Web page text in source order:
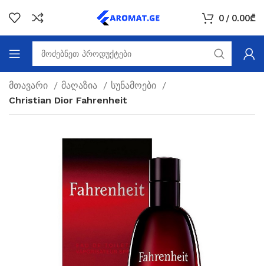
0 / 0.00₾
მთავარი მაღაზია
სუნამოები
Christian Dior Fahrenheit